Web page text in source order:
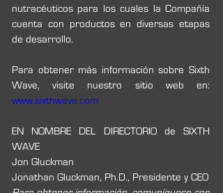
nutracéuticos para los cuales la Compañía
cuenta con productos en diversas etapas
de desarrollo.
Para obtener más información sobre Sixth
www.sixthwave.com
EN NOMBRE DEL DIRECTORIO de SIXTH
WAVE
Jon Gluckman